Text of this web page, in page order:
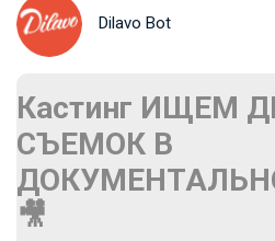
Dilavo Bot
Кастинг ИЩЕМ
СЪЕМОК В
🎥